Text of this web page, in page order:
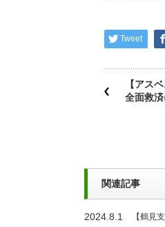
Tweet
【アス
全面救
関連記事
2024.8.1 【鶴見